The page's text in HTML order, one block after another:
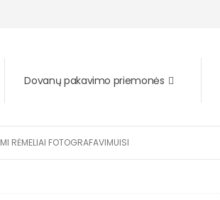
Dovanų pakavimo priemonės
RĖMELIAI FOTOGRAFAVIMUISI